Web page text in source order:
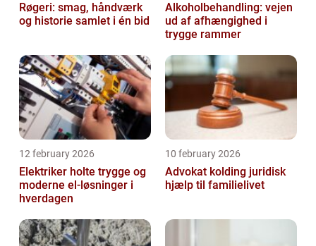
Røgeri: smag, håndværk
og historie samlet i én bid
Alkoholbehandling: vejen
ud af afhængighed i
trygge rammer
12 february 2026
Elektriker holte trygge og
moderne el-løsninger i
hverdagen
10 february 2026
Advokat kolding juridisk
hjælp til familielivet